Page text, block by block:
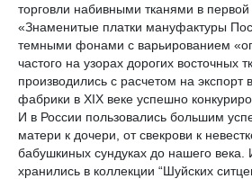
торговли набивными тканями в первой
«Знаменитые платки мануфактуры
темными фонами с варьированием
частого на узорах дорогих восточных
производились с расчетом на экспорт
фабрики в XIX веке успешно
И в России пользовались большим
матери к дочери, от свекрови к
бабушкиных сундуках до нашего века.
хранились в коллекции “Шуйских